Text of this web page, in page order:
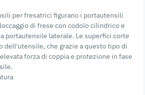
per fresatrici figurano i portautensili
di frese con codolo cilindrico e
portautensile laterale. Le superfici corte
dell'utensile, che grazie a questo tipo di
forza di coppia e protezione in fase